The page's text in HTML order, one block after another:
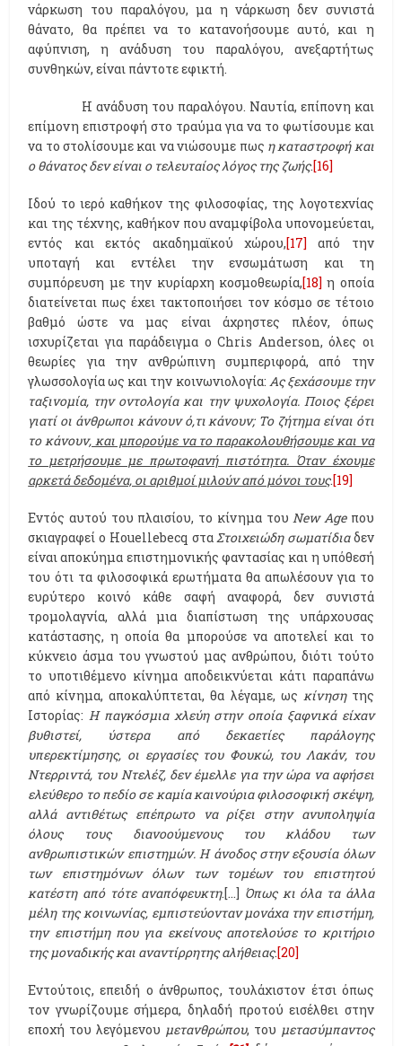
νάρκωση του παραλόγου, μα η νάρκωση δεν συνιστά
θάνατο, θα πρέπει να το κατανοήσουμε αυτό, και η
αφύπνιση, η ανάδυση του παραλόγου, ανεξαρτήτως
συνθηκών, είναι πάντοτε εφικτή.
Η ανάδυση του παραλόγου. Ναυτία, επίπονη και
επίμονη επιστροφή στο τραύμα για να το φωτίσουμε και
να το στολίσουμε και να νιώσουμε πως η καταστροφή και
ο θάνατος δεν είναι ο τελευταίος λόγος της ζωής.[16]
Ιδού το ιερό καθήκον της φιλοσοφίας, της λογοτεχνίας
και της τέχνης, καθήκον που αναμφίβολα υπονομεύεται,
εντός και εκτός ακαδημαϊκού χώρου,[17]
από την
υποταγή και εντέλει την ενσωμάτωση και τη
συμπόρευση με την κυρίαρχη κοσμοθεωρία,[18] η οποία
διατείνεται πως έχει τακτοποιήσει τον κόσμο σε τέτοιο
βαθμό ώστε να μας είναι άχρηστες πλέον, όπως
ισχυρίζεται για παράδειγμα ο Chris Anderson, όλες οι
θεωρίες για την ανθρώπινη συμπεριφορά, από την
γλωσσολογία ως και την κοινωνιολογία: Ας ξεχάσουμε την
ταξινομία, την οντολογία και την ψυχολογία. Ποιος ξέρει
γιατί οι άνθρωποι κάνουν ό,τι κάνουν; Το ζήτημα είναι ότι
το κάνουν, και μπορούμε να το παρακολουθήσουμε και να
το μετρήσουμε με πρωτοφανή πιστότητα. Όταν έχουμε
αρκετά δεδομένα, οι αριθμοί μιλούν από μόνοι τους.[19]
Εντός αυτού του πλαισίου, το κίνημα τουNew Ageπου
σκιαγραφεί ο Houellebecq σταΣτοιχειώδη σωματίδιαδεν
είναι αποκύημα επιστημονικής φαντασίας και η υπόθεσή
του ότι τα φιλοσοφικά ερωτήματα θα απωλέσουν για το
ευρύτερο κοινό κάθε σαφή αναφορά, δεν συνιστά
τρομολαγνία, αλλά μια διαπίστωση της υπάρχουσας
κατάστασης, η οποία θα μπορούσε να αποτελεί και το
κύκνειο άσμα του γνωστού μας ανθρώπου, διότι τούτο
το υποτιθέμενο κίνημα αποδεικνύεται κάτι παραπάνω
από κίνημα, αποκαλύπτεται, θα λέγαμε, ως κίνηση της
Ιστορίας:Η παγκόσμια χλεύη στην οποία ξαφνικά είχαν
βυθιστεί, ύστερα από δεκαετίες παράλογης
υπερεκτίμησης, οι εργασίες του Φουκώ, του Λακάν, του
Ντερριντά, του Ντελέζ, δεν έμελλε για την ώρα να αφήσει
ελεύθερο το πεδίο σε καμία καινούρια φιλοσοφική σκέψη,
αλλά αντιθέτως επέπρωτο να ρίξει στην ανυποληψία
όλους τους διανοούμενους του κλάδου των
ανθρωπιστικών επιστημών. Η άνοδος στην εξουσία όλων
των επιστημόνων όλων των τομέων του επιστητού
κατέστη από τότε αναπόφευκτη.[…] Όπως κι όλα τα άλλα
μέλη της κοινωνίας, εμπιστεύονταν μονάχα την επιστήμη,
την επιστήμη που για εκείνους αποτελούσε το κριτήριο
της μοναδικής και αναντίρρητης αλήθειας.[20]
Εντούτοις, επειδή ο άνθρωπος, τουλάχιστον έτσι όπως
τον γνωρίζουμε σήμερα, δηλαδή προτού εισέλθει στην
εποχή του λεγόμενου μετανθρώπου, του μετασύμπαντος